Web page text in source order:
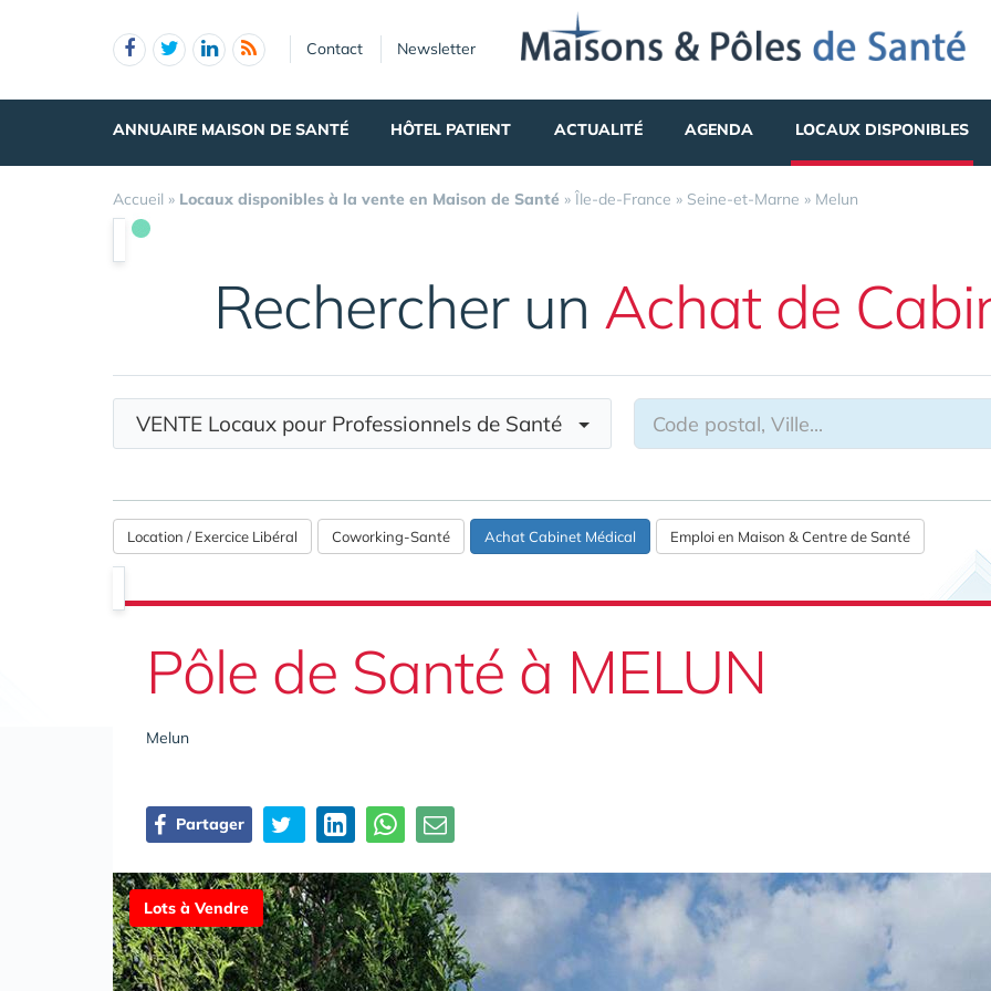
Contact Newsletter
ANNUAIRE MAISON DE SANTÉ HÔTEL PATIENT ACTUALITÉ AGENDA LOCAUX DISPONIBLES
Accueil » Locaux disponibles à la vente en Maison de Santé » Île-de-France » Seine-et-Marne » Melun
Rechercher un Achat de
VENTE Locaux pour Professionnels de Santé
Location / Exercice Libéral Coworking-Santé Achat Cabinet Médical Emploi en Maison & Centre de Santé
Pôle de Santé à MELUN
Melun
Partager
Lots à Vendre